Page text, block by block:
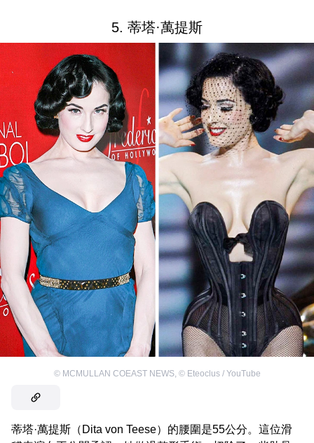
5. 蒂塔·萬提斯
© MCMULLAN COEAST NEWS, © Eteoclus / YouTube
蒂塔·萬提斯（Dita von Teese）的腰圍是55公分。這位滑